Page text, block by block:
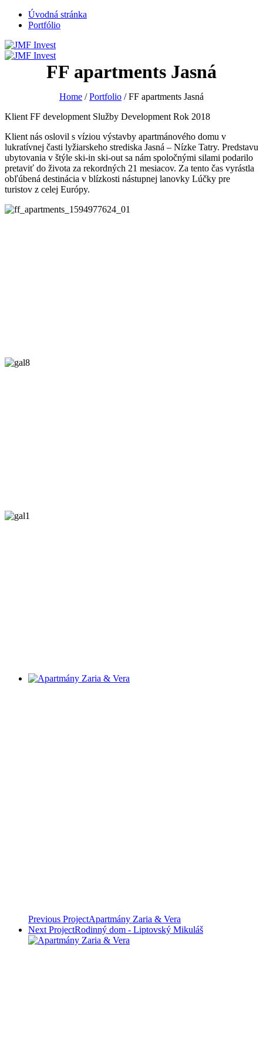
Úvodná stránka
Portfólio
FF apartments Jasná
Home / Portfolio /FF apartments Jasná
Klient FF development Služby Development Rok 2018
Klient nás oslovil s víziou výstavby apartmánového domu v
lukratívnej časti lyžiarskeho strediska Jasná – Nízke Tatry. Predstavu
ubytovania v štýle ski-in ski-out sa nám spoločnými silami podarilo
pretaviť do života za rekordných 21 mesiacov. Za tento čas vyrástla
obľúbená destinácia v blízkosti nástupnej lanovky Lúčky pre
turistov z celej Európy.
Previous ProjectApartmány Zaria & Vera
Next ProjectRodinný dom - Liptovský Mikuláš